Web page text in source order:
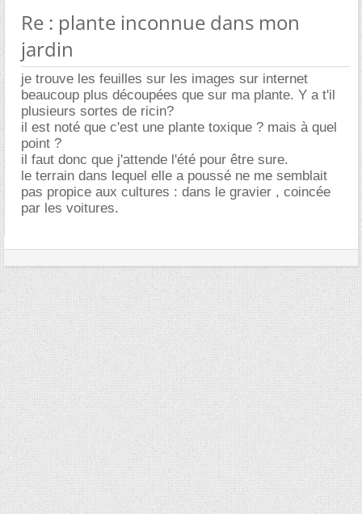
Re : plante inconnue dans mon
jardin
je trouve les feuilles sur les images sur internet
beaucoup plus découpées que sur ma plante. Y a t'il
plusieurs sortes de ricin?
il est noté que c'est une plante toxique ? mais à quel
point ?
il faut donc que j'attende l'été pour être sure.
le terrain dans lequel elle a poussé ne me semblait
pas propice aux cultures : dans le gravier , coincée
par les voitures.